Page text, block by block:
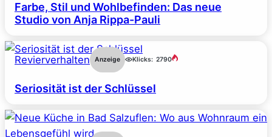
Farbe, Stil und Wohlbefinden: Das neue
Studio von Anja Rippa-Pauli
Revierverhalten Anzeige Klicks: 2790
Seriosität ist der Schlüssel